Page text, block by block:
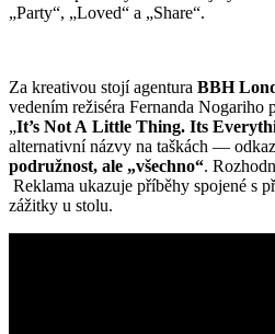
„Party“, „Loved“ a „Share“.
Za kreativou stojí agentura BBH
vedením režiséra Fernanda Nogariho
„It’s Not A Little Thing. Its
alternativní názvy na taškách —
podružnost, ale „všechno“.
Reklama ukazuje příběhy spojené s
zážitky u stolu.